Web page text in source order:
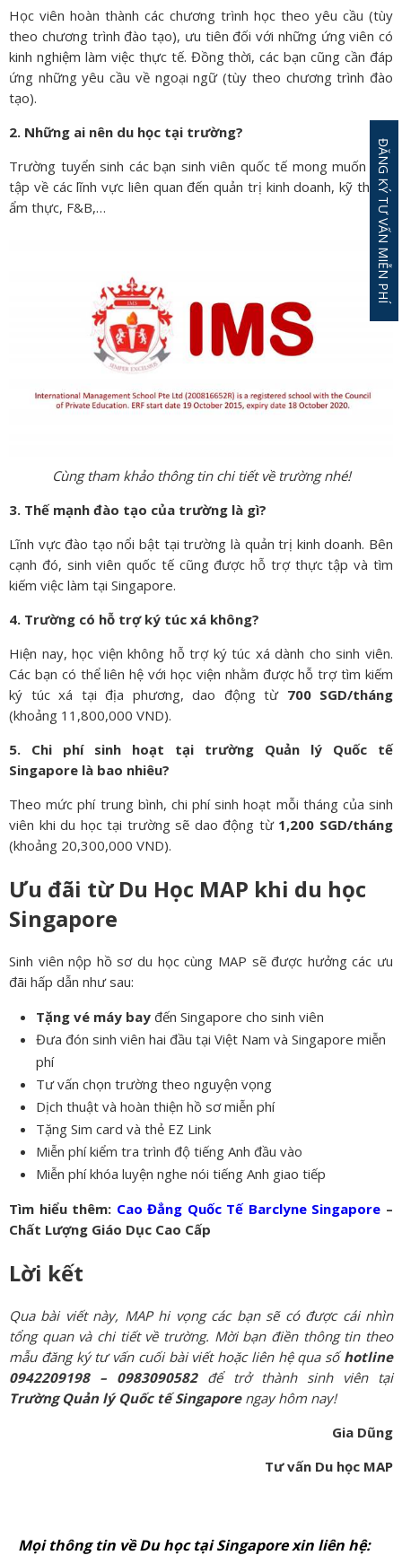
Học viên hoàn thành các chương trình học theo yêu cầu (tùy
theo chương trình đào tạo), ưu tiên đối với những ứng viên có
kinh nghiệm làm việc thực tế. Đồng thời, các bạn cũng cần đáp
ứng những yêu cầu về ngoại ngữ (tùy theo chương trình đào
tạo).
2. Những ai nên du học tại trường?
Trường tuyển sinh các bạn sinh viên quốc tế mong muốn học
tập về các lĩnh vực liên quan đến quản trị kinh doanh, kỹ thuật,
ẩm thực, F&B,…
Cùng tham khảo thông tin chi tiết về trường nhé!
3. Thế mạnh đào tạo của trường là gì?
Lĩnh vực đào tạo nổi bật tại trường là quản trị kinh doanh. Bên
cạnh đó, sinh viên quốc tế cũng được hỗ trợ thực tập và tìm
kiếm việc làm tại Singapore.
4. Trường có hỗ trợ ký túc xá không?
Hiện nay, học viện không hỗ trợ ký túc xá dành cho sinh viên.
Các bạn có thể liên hệ với học viện nhằm được hỗ trợ tìm kiếm
ký túc xá tại địa phương, dao động từ 700 SGD/tháng
(khoảng 11,800,000 VND).
5. Chi phí sinh hoạt tại trường Quản lý Quốc tế
Singapore là bao nhiêu?
Theo mức phí trung bình, chi phí sinh hoạt mỗi tháng của sinh
viên khi du học tại trường sẽ dao động từ 1,200 SGD/tháng
(khoảng 20,300,000 VND).
Ưu đãi từ Du Học MAP khi du học
Singapore
Sinh viên nộp hồ sơ du học cùng MAP sẽ được hưởng các ưu
đãi hấp dẫn như sau:
Tặng vé máy bay đến Singapore cho sinh viên
Đưa đón sinh viên hai đầu tại Việt Nam và Singapore miễn
phí
Tư vấn chọn trường theo nguyện vọng
Dịch thuật và hoàn thiện hồ sơ miễn phí
Tặng Sim card và thẻ EZ Link
Miễn phí kiểm tra trình độ tiếng Anh đầu vào
Miễn phí khóa luyện nghe nói tiếng Anh giao tiếp
Tìm hiểu thêm: Cao Đẳng Quốc Tế Barclyne Singapore –
Chất Lượng Giáo Dục Cao Cấp
Lời kết
Qua bài viết này, MAP hi vọng các bạn sẽ có được cái nhìn
tổng quan và chi tiết về trường. Mời bạn điền thông tin theo
mẫu đăng ký tư vấn cuối bài viết hoặc liên hệ qua số hotline
0942209198 – 0983090582để trở thành sinh viên tại
Trường Quản lý Quốc tế Singaporengay hôm nay!
Gia Dũng
Tư vấn Du học MAP
Mọi thông tin về Du học tại Singapore xin liên hệ:
ĐĂNG KÝ TƯ VẤN MIỄN PHÍ